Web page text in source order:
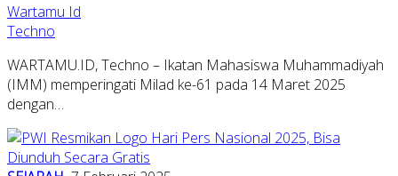
Wartamu Id
Techno
WARTAMU.ID, Techno – Ikatan Mahasiswa Muhammadiyah
(IMM) memperingati Milad ke-61 pada 14 Maret 2025
dengan…